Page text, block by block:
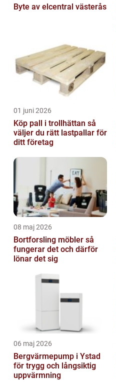
Byte av elcentral västerås
01 juni 2026
Köp pall i trollhättan så
väljer du rätt lastpallar för
ditt företag
08 maj 2026
Bortforsling möbler så
fungerar det och därför
lönar det sig
06 maj 2026
Bergvärmepump i Ystad
för trygg och långsiktig
uppvärmning